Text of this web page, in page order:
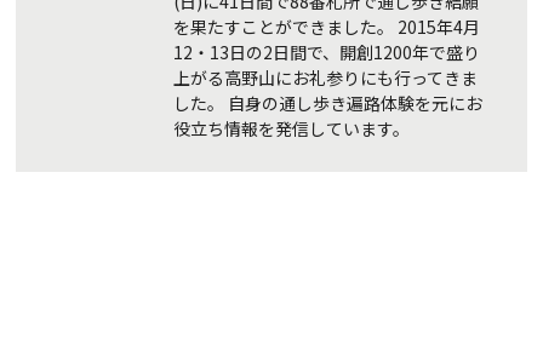
を果たすことができました。 2015年4月
12・13日の2日間で、開創1200年で盛り
上がる高野山にお礼参りにも行ってきま
した。 自身の通し歩き遍路体験を元にお
役立ち情報を発信しています。